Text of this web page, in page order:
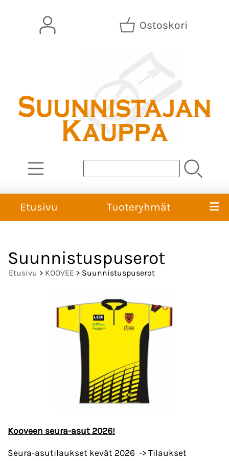
Ostoskori
Etusivu Tuoteryhmät
Suunnistuspuserot
Etusivu > KOOVEE > Suunnistuspuserot
Kooveen seura-asut 2026!
Seura-asutilaukset kevät 2026 -> Tilaukset